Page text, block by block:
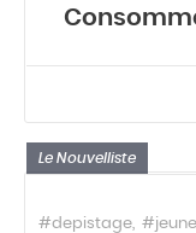
Le Nouvelliste
#depistage